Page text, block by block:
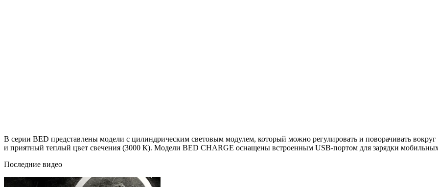
В серии BED представлены модели с цилиндрическим световым модулем, который можно регулировать и поворачивать
и приятный теплый цвет свечения (3000 К). Модели BED CHARGE оснащены встроенным USB-портом для зарядки мобильных
Последние видео